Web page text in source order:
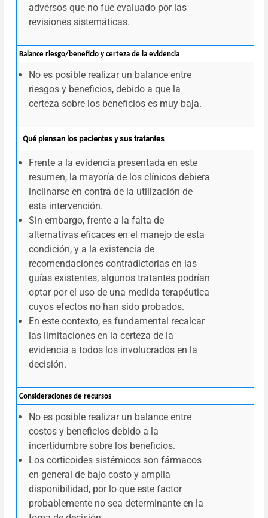
adversos que no fue evaluado por las
revisiones sistemáticas.
Balance riesgo/beneficio y certeza de la evidencia
No es posible realizar un balance entre
riesgos y beneficios, debido a que la
certeza sobre los beneficios es muy baja.
Qué piensan los pacientes y sus tratantes
Frente a la evidencia presentada en este
resumen, la mayoría de los clínicos debiera
inclinarse en contra de la utilización de
esta intervención.
Sin embargo, frente a la falta de
alternativas eficaces en el manejo de esta
condición, y a la existencia de
recomendaciones contradictorias en las
guías existentes, algunos tratantes podrían
optar por el uso de una medida terapéutica
cuyos efectos no han sido probados.
En este contexto, es fundamental recalcar
las limitaciones en la certeza de la
evidencia a todos los involucrados en la
decisión.
Consideraciones de recursos
No es posible realizar un balance entre
costos y beneficios debido a la
incertidumbre sobre los beneficios.
Los corticoides sistémicos son fármacos
en general de bajo costo y amplia
disponibilidad, por lo que este factor
probablemente no sea determinante en la